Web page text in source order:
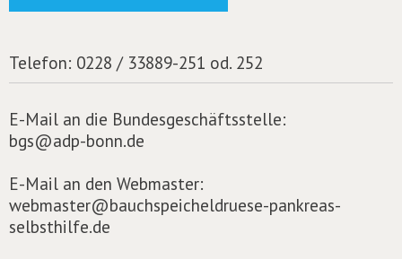
Telefon: 0228 / 33889-251 od. 252
E-Mail an die Bundesgeschäftsstelle:
bgs@adp-bonn.de
E-Mail an den Webmaster:
webmaster@bauchspeicheldruese-pankreas-
selbsthilfe.de